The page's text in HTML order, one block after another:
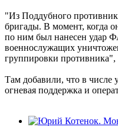
"Из Поддубного
бригады. В момент, когда
по ним был нанесен удар
военнослужащих
группировки
Там добавили, что в числе
огневая поддержка и